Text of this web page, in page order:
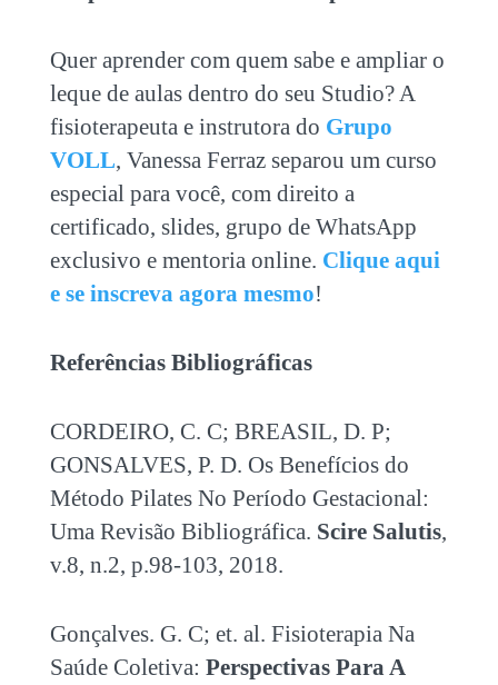
Quer aprender com quem sabe e ampliar o
leque de aulas dentro do seu Studio? A
fisioterapeuta e instrutora do Grupo
VOLL, Vanessa Ferraz separou um curso
especial para você, com direito a
certificado, slides, grupo de WhatsApp
exclusivo e mentoria online. Clique aqui
e se inscreva agora mesmo!
Referências Bibliográficas
CORDEIRO, C. C; BREASIL, D. P;
GONSALVES, P. D. Os Benefícios do
Método Pilates No Período Gestacional:
Uma Revisão Bibliográfica. Scire Salutis,
v.8, n.2, p.98-103, 2018.
Gonçalves. G. C; et. al. Fisioterapia Na
Saúde Coletiva: Perspectivas Para A